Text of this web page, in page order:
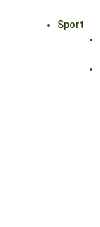
Sport